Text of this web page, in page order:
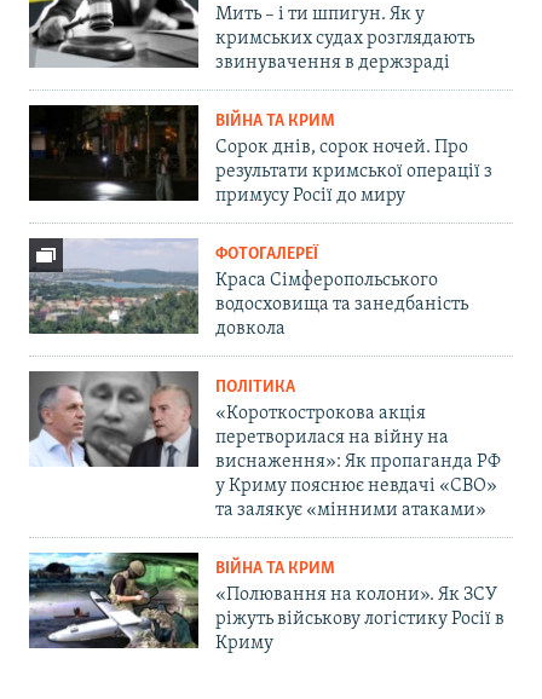
Мить – і ти шпигун. Як у
кримських судах розглядають
звинувачення в держзраді
ВІЙНА ТА КРИМ
Сорок днів, сорок ночей. Про
результати кримської операції з
примусу Росії до миру
ФОТОГАЛЕРЕЇ
Краса Сімферопольського
водосховища та занедбаність
довкола
ПОЛІТИКА
«Короткострокова акція
перетворилася на війну на
виснаження»: Як пропаганда РФ
у Криму пояснює невдачі «СВО»
та залякує «мінними атаками»
ВІЙНА ТА КРИМ
«Полювання на колони». Як ЗСУ
ріжуть військову логістику Росії в
Криму